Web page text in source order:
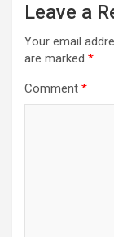
Leave a
Your email
are marked *
Comment *